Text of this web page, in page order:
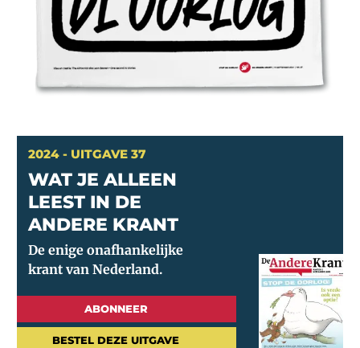
2024 - UITGAVE 37
WAT JE ALLEEN
LEEST IN DE
ANDERE KRANT
ABONNEER
BESTEL DEZE UITGAVE